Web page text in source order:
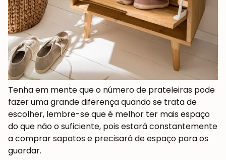
Tenha em mente que o número de prateleiras pode
fazer uma grande diferença quando se trata de
escolher, lembre-se que é melhor ter mais espaço
do que não o suficiente, pois estará constantemente
a comprar sapatos e precisará de espaço para os
guardar.